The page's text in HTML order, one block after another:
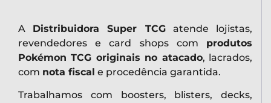
A Distribuidora Super TCGatende lojistas,
revendedores e card shops com produtos
Pokémon TCG originais no atacado, lacrados,
com nota fiscal e procedência garantida.
Trabalhamos com boosters, blisters, decks,